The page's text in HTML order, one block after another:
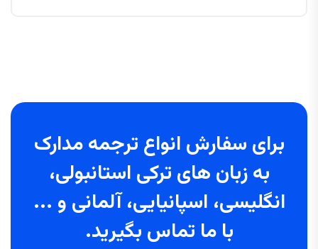
برای سفارش انواع ترجمه مدارک
به زبان های ترکی استانبولی،
انگلیسی، اسپانیایی، آلمانی و ...
با ما تماس بگیرید.